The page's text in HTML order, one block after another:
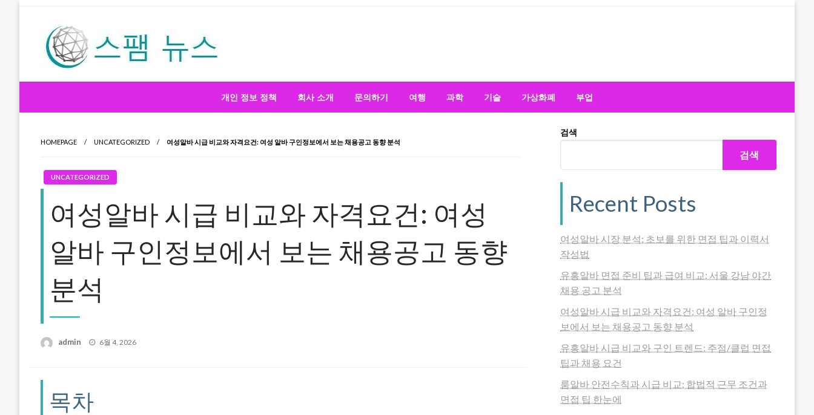
개인 정보 정책 회사 소개 문의하기 여행 과학 기술 가상화폐 부업
HOMEPAGE UNCATEGORIZED 여성알바 시급 비교와 자격요건: 여성 알바 구인정보에서 보는 채용공고 동향 분석
UNCATEGORIZED
여성알바 시급 비교와 자격요건: 여성
알바 구인정보에서 보는 채용공고 동향
분석
admin
Posted
6월 4, 2026
목차
검색
검색
Recent Posts
여성알바 시장 분석: 초보를 위한 면접 팁과 이력서
작성법
유흥알바 면접 준비 팁과 급여 비교: 서울 강남 야간
채용 공고 분석
여성알바 시급 비교와 자격요건: 여성 알바 구인정
보에서 보는 채용공고 동향 분석
유흥알바 시급 비교와 구인 트렌드: 주점/클럽 면접
팁과 채용 요건
룸알바 안전수칙과 시급 비교: 합법적 근무 조건과
면접 팁 한눈에